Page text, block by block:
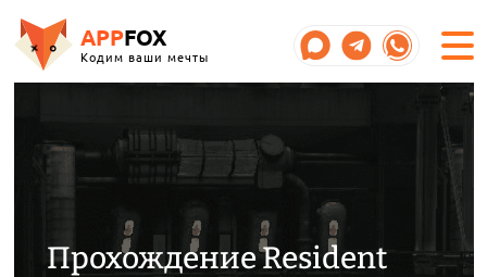
APPFOX
Кодим ваши мечты
Прохождение Resident